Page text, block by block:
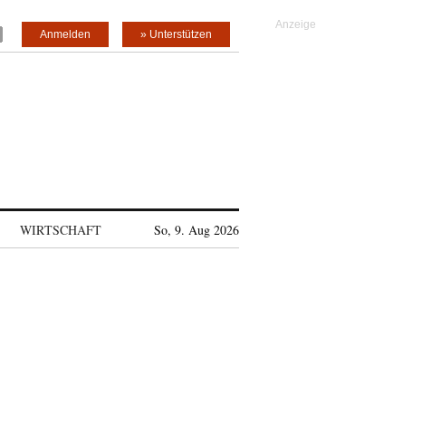
» Unterstützen
Anmelden
WIRTSCHAFT So, 9. Aug 2026